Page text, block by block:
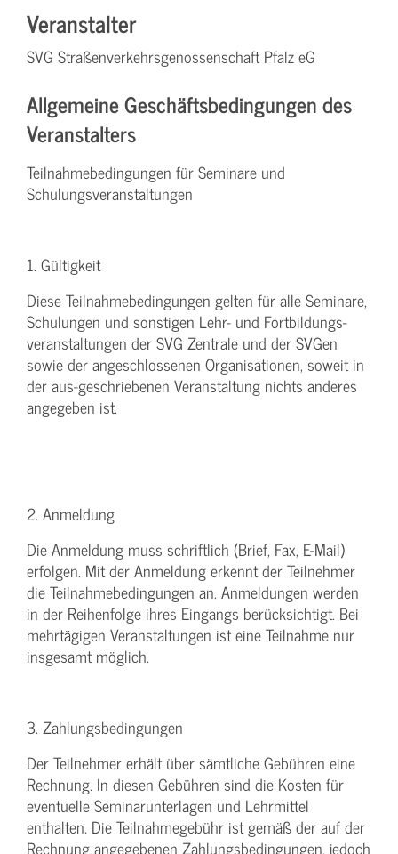
Veranstalter
SVG Straßenverkehrsgenossenschaft Pfalz eG
Allgemeine Geschäftsbedingungen des
Veranstalters
Teilnahmebedingungen für Seminare und
Schulungsveranstaltungen
1. Gültigkeit
Diese Teilnahmebedingungen gelten für alle Seminare,
Schulungen und sonstigen Lehr- und Fortbildungs-
veranstaltungen der SVG Zentrale und der SVGen
sowie der angeschlossenen Organisationen, soweit in
der aus-geschriebenen Veranstaltung nichts anderes
angegeben ist.
2. Anmeldung
Die Anmeldung muss schriftlich (Brief, Fax, E-Mail)
erfolgen. Mit der Anmeldung erkennt der Teilnehmer
die Teilnahmebedingungen an. Anmeldungen werden
in der Reihenfolge ihres Eingangs berücksichtigt. Bei
mehrtägigen Veranstaltungen ist eine Teilnahme nur
insgesamt möglich.
3. Zahlungsbedingungen
Der Teilnehmer erhält über sämtliche Gebühren eine
Rechnung. In diesen Gebühren sind die Kosten für
eventuelle Seminarunterlagen und Lehrmittel
enthalten. Die Teilnahmegebühr ist gemäß der auf der
Rechnung angegebenen Zahlungsbedingungen, jedoch